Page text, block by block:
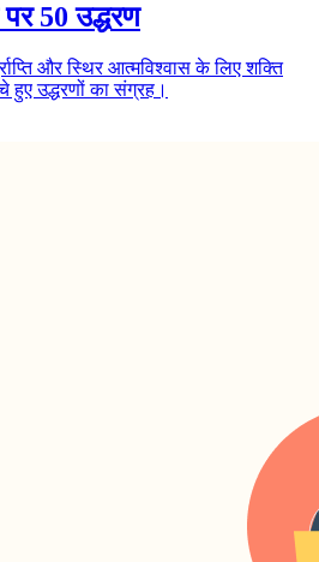
50 उद्धरण
और स्थिर आत्मविश्वास के लिए शक्ति
उद्धरणों का संग्रह।